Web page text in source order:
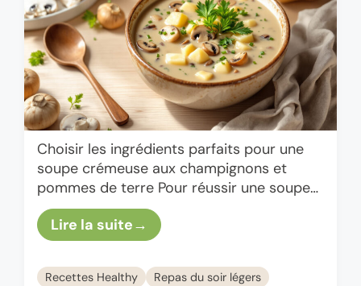
Choisir les ingrédients parfaits pour une
soupe crémeuse aux champignons et
pommes de terre Pour réussir une soupe
crémeuse aux champignons et pommes
de terre qui déchire, tout commence par …
Lire la suite
Recettes Healthy
Repas du soir légers